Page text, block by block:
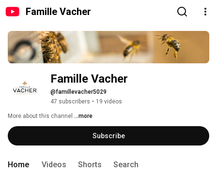
Famille Vacher
Famille Vacher
@famillevacher5029
47 subscribers • 19 videos
More about this channel ...more
Subscribe
Home Videos Shorts Search